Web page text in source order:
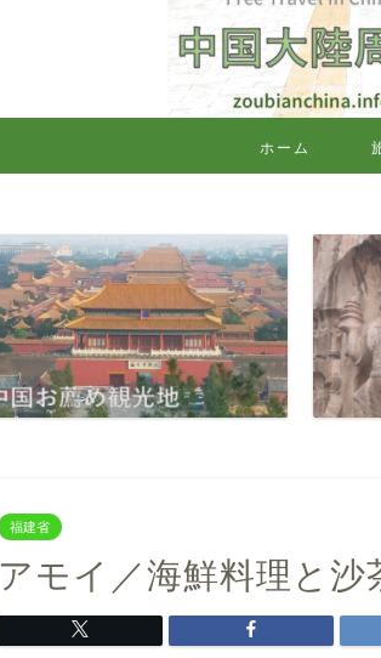
ホーム
福建省
アモイ／海鮮料理と